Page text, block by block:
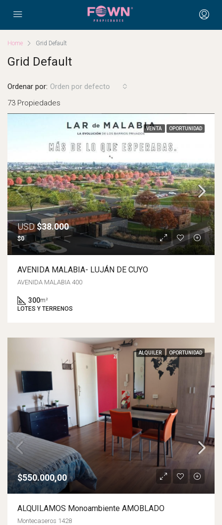
Home Grid Default
Grid Default
73 Propiedades
Ordenar por: Orden por defecto
VENTA OPORTUNIDAD
USD$38.000
$0
AVENIDA MALABIA- LUJÁN DE CUYO
AVENIDA MALABIA 400
300m²
LOTES Y TERRENOS
ALQUILER OPORTUNIDAD
$550.000,00
ALQUILAMOS Monoambiente AMOBLADO
Montecaseros 1428